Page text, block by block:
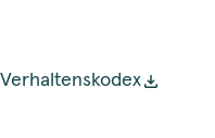
Verhaltenskodex